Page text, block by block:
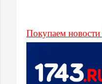
Покупаем новости